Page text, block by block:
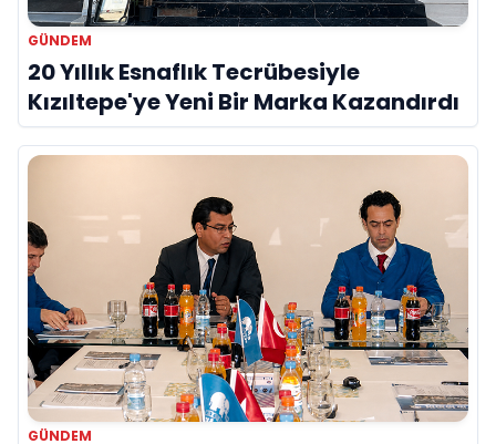
GÜNDEM
20 Yıllık Esnaflık Tecrübesiyle
Kızıltepe'ye Yeni Bir Marka Kazandırdı
GÜNDEM